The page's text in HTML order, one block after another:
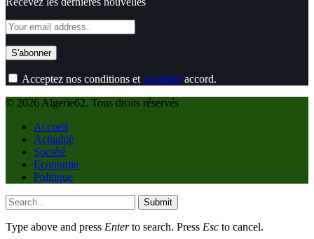
Acceptez nos conditions et politique accord.
© 2026 Algerie62. Tous droits réservés
Accueil
Actualité
Société
Economie
Politique
Submit
Type above and press Enterto search. Press Esc to cancel.